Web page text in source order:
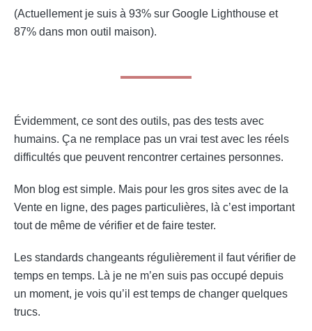
(Actuellement je suis à 93% sur Google Lighthouse et
87% dans mon outil maison).
Évidemment, ce sont des outils, pas des tests avec
humains. Ça ne remplace pas un vrai test avec les réels
difficultés que peuvent rencontrer certaines personnes.
Mon blog est simple. Mais pour les gros sites avec de la
Vente en ligne, des pages particulières, là c’est important
tout de même de vérifier et de faire tester.
Les standards changeants régulièrement il faut vérifier de
temps en temps. Là je ne m’en suis pas occupé depuis
un moment, je vois qu’il est temps de changer quelques
trucs.